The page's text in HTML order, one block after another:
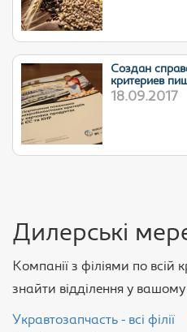
Cоздан
критериев
18.09.2017
Дилерські
Компанії з філіями по всій
знайти відділення у вашому
Укравтозапчасть - всі філії